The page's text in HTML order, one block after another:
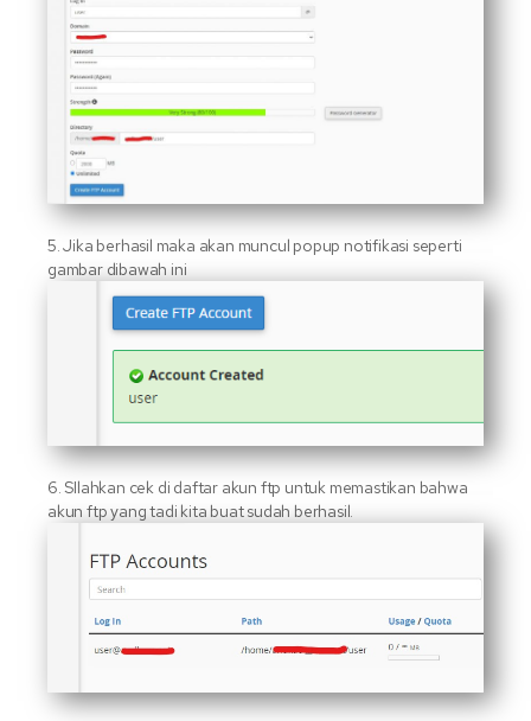
5. Jika berhasil maka akan muncul popup notifikasi seperti
gambar dibawah ini
6. SIlahkan cek di daftar akun ftp untuk memastikan bahwa
akun ftp yang tadi kita buat sudah berhasil.